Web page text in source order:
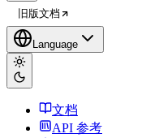
旧版文档
Language
文档
API 参考